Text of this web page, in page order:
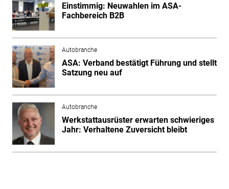
Einstimmig: Neuwahlen im ASA-
Fachbereich B2B
Autobranche
ASA: Verband bestätigt Führung und stellt
Satzung neu auf
Autobranche
Werkstattausrüster erwarten schwieriges
Jahr: Verhaltene Zuversicht bleibt